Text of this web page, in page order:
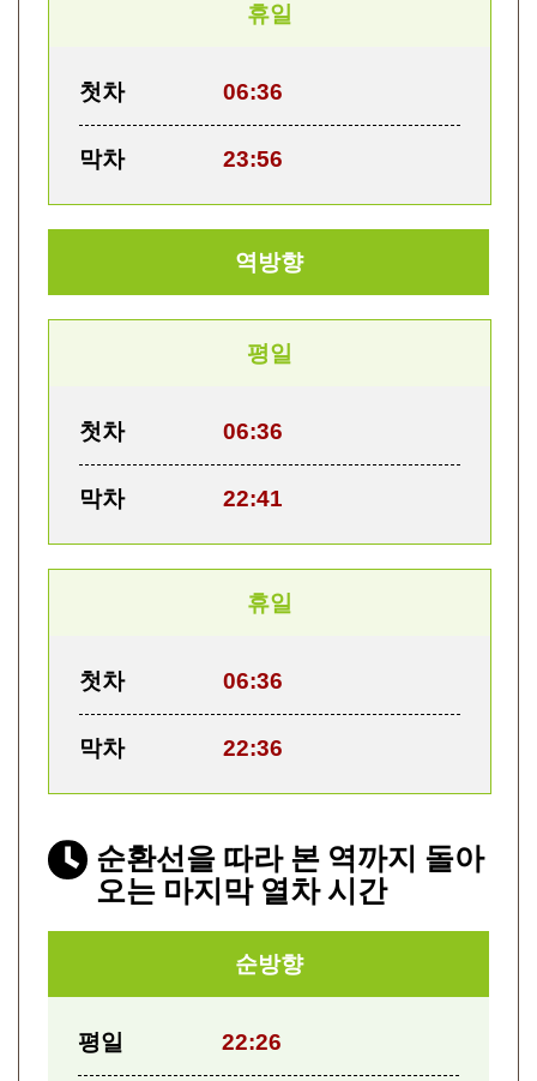
휴일
첫차 06:36
막차 23:56
역방향
평일
첫차 06:36
막차 22:41
휴일
첫차 06:36
막차 22:36
순환선을 따라 본 역까지 돌아
오는 마지막 열차 시간
순방향
평일 22:26